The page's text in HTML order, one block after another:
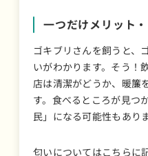
一つだけメリット・
ゴキブリさんを飼うと、
いがわかります。そう！
店は清潔がどうか、暖簾
す。食べるところが見つ
民」になる可能性もあり
匂いについてはこちらに